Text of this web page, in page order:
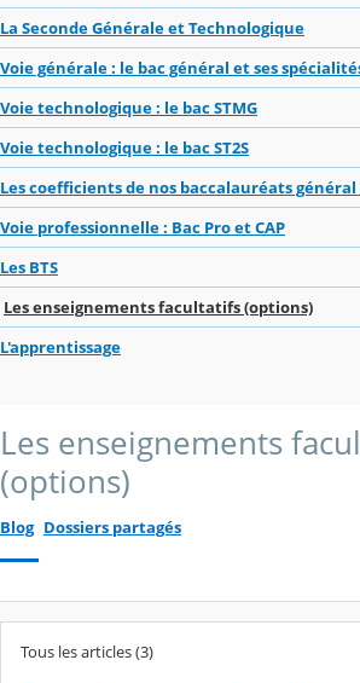
La Seconde Générale et Technologique
Voie générale : le bac général et ses
Voie technologique : le bac STMG
Voie technologique : le bac ST2S
Les coefficients de nos baccalauréats général
Voie professionnelle : Bac Pro et CAP
Les BTS
Les enseignements facultatifs (options)
L'apprentissage
Les enseignements
(options)
Blog Dossiers partagés
Tous les articles (3)